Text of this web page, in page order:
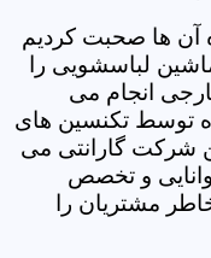
آن ها صحبت کردیم
لباسشویی را
انجام می
توسط تکنسین های
توسط این شرکت گارانتی می
و تخصص
مشتریان را